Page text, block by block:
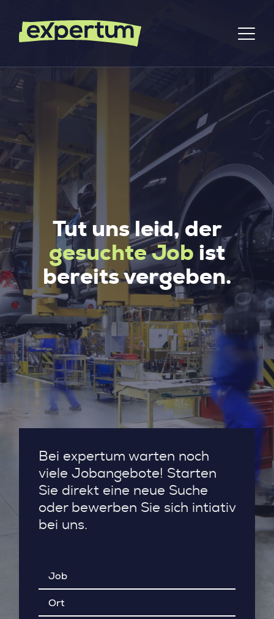
Tut uns leid, der
gesuchte Job ist
bereits vergeben.
Bei expertum warten noch
viele Jobangebote! Starten
Sie direkt eine neue Suche
oder bewerben Sie sich intiativ
bei uns.